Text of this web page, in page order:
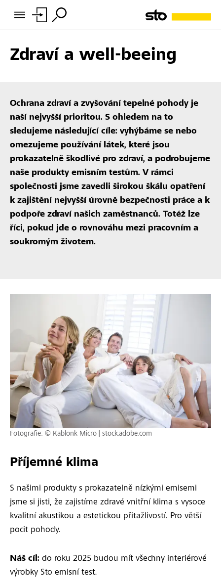
Zdraví a well-beeing
Ochrana zdraví a zvyšování tepelné pohody je
naší nejvyšší prioritou. S ohledem na to
sledujeme následující cíle: vyhýbáme se nebo
omezujeme používání látek, které jsou
prokazatelně škodlivé pro zdraví, a podrobujeme
naše produkty emisním testům. V rámci
společnosti jsme zavedli širokou škálu opatření
k zajištění nejvyšší úrovně bezpečnosti práce a k
podpoře zdraví našich zaměstnanců. Totéž lze
říci, pokud jde o rovnováhu mezi pracovním a
soukromým životem.
Příjemné klima
S našimi produkty s prokazatelně nízkými emisemi
jsme si jisti, že zajistíme zdravé vnitřní klima s vysoce
kvalitní akustikou a estetickou přitažlivostí. Pro větší
pocit pohody.
Náš cíl: do roku 2025 budou mít všechny interiérové ​​
výrobky Sto emisní test.
Fotografie: © Kablonk Micro | stock.adobe.com